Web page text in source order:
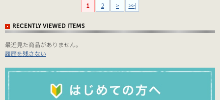
1
2 > >>|
RECENTLY VIEWED ITEMS
最近見た商品がありません。
履歴を残さない